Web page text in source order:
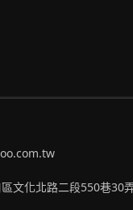
區文化北路二段550巷30